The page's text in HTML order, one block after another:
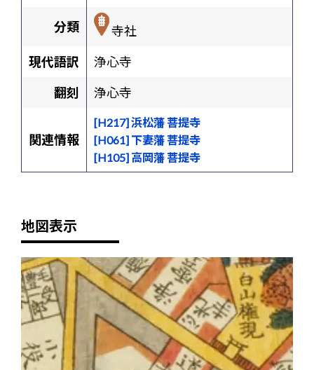
分類
寺社
現代語訳
浄心寺
翻刻
浄心寺
関連情報
[H217] 浜松藩 菩提寺
[H061] 下妻藩 菩提寺
[H105] 高岡藩 菩提寺
地図表示
+
-